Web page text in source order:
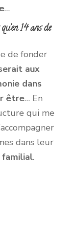
…
14 ans de
de fonder
aux
dans
être… En
qui me
dans leur
.